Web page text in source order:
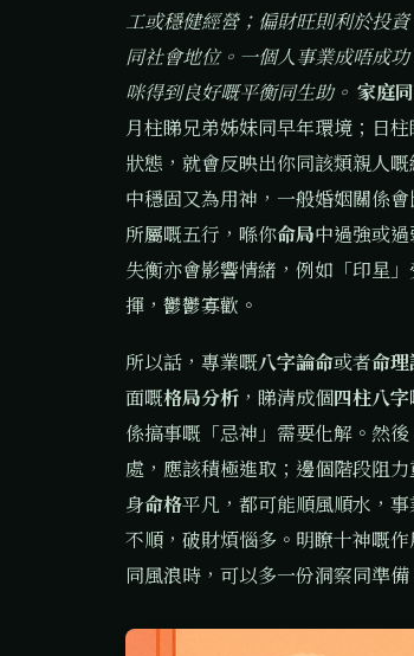
工或穩健經營；偏財旺則利於投
同社會地位。一個人事業成唔成
咪得到良好嘅平衡同生助。 家庭
月柱睇兄弟姊妹同早年環境；日
狀態，就會反映出你同該類親人
中穩固又為用神，一般婚姻關係
所屬嘅五行，喺你命局中過強或
失衡亦會影響情緒，例如「印星
揮，鬱鬱寡歡。
所以話，專業嘅八字論命或者命
面嘅格局分析 ，睇清成個四柱八字
係搞事嘅「忌神」需要化解。然
處，應該積極進取；邊個階段阻
身命格平凡，都可能順風順水，
不順，破財煩惱多。明瞭十神嘅
同風浪時，可以多一份洞察同準備